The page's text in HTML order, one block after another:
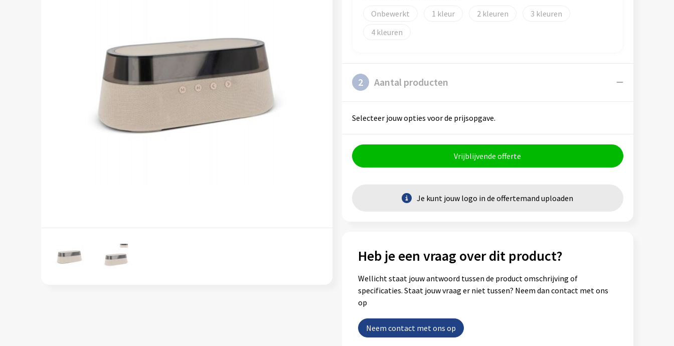
Onbewerkt
1 2
3
4
2 Aantal producten
Selecteer jouw opties voor de prijsopgave.
Vrijblijvende offerte
Je kunt jouw logo in de offertemand uploaden
Heb je een vraag over dit product?
Wellicht staat jouw antwoord tussen de product omschrijving of
specificaties. Staat jouw vraag er niet tussen? Neem dan contact met ons
op
Neem contact met ons op